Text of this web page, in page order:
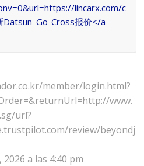
lincarx.com/c
Cross报价</a
member/login.html?
www.
url?
review/beyondj
2026 a las 4:40 pm